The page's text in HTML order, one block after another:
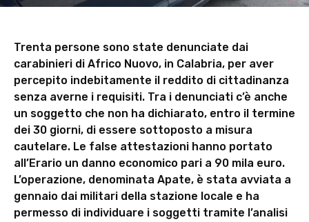
Trenta persone sono state denunciate dai
carabinieri di Africo Nuovo, in Calabria, per aver
percepito indebitamente il reddito di cittadinanza
senza averne i requisiti. Tra i denunciati c’è anche
un soggetto che non ha dichiarato, entro il termine
dei 30 giorni, di essere sottoposto a misura
cautelare. Le false attestazioni hanno portato
all’Erario un danno economico pari a 90 mila euro.
L’operazione, denominata Apate, è stata avviata a
gennaio dai militari della stazione locale e ha
permesso di individuare i soggetti tramite l’analisi